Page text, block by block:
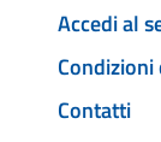
Accedi al
Contatti